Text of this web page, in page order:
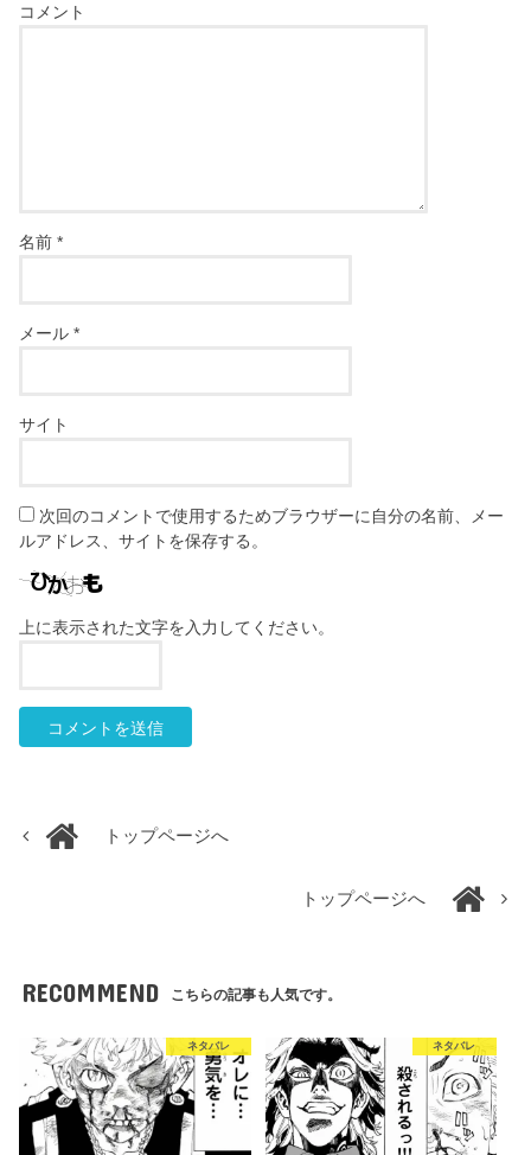
コメント
名前*
メール*
サイト
次回のコメントで使用するためブラウザーに自分の名前、メー
ルアドレス、サイトを保存する。
上に表示された文字を入力してください。
トップページへ
トップページへ
RECOMMEND こちらの記事も人気です。
ネタバレ ネタバレ